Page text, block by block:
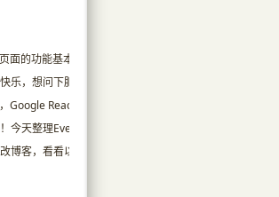
面的功能基本上也是拿 AI 写的😄 cpu 内存硬盘那些数
乐，想问下肥老师服务器页面是怎么实现的，ai搞了几
Google Reader 都去世十年了…
今天整理Evernote，发现这条2010年的剪藏笔记，点
博客，看看以前的wp小伙伴的博客，发现绝大部分都关